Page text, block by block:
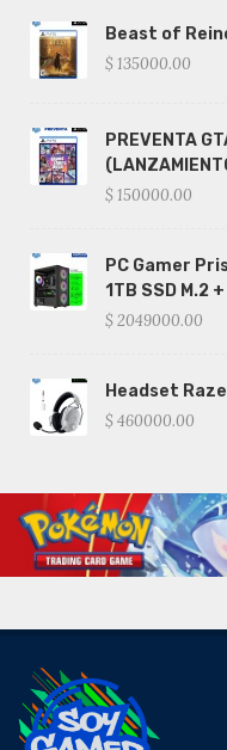
Beast of
$ 135000.00
PREVENTA
$ 150000.00
PC Gamer
1TB SSD M.2
$ 2049000.00
Headset
$ 460000.00